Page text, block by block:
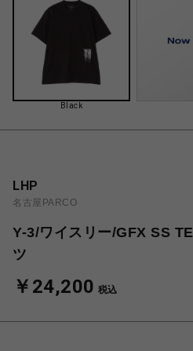
Black
LHP
名古屋PARCO
Y-3/ワイスリー/GFX SS
ツ
￥24,200 税込